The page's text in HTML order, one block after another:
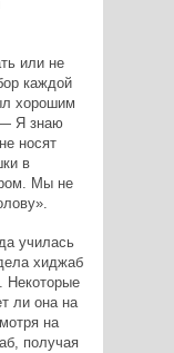
или не
каждой
хорошим
— Я знаю
носят
в
Мы не
училась
хиджаб
Некоторые
ли она на
на
получая